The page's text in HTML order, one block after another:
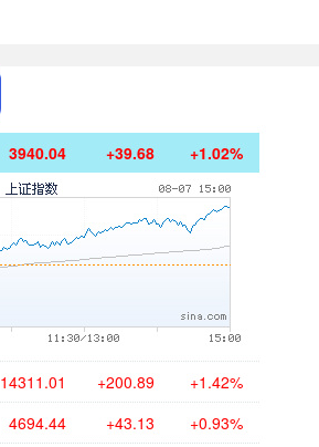
3940.04 +39.68 +1.02%
14311.01 +200.89 +1.42%
4694.44 +43.13 +0.93%